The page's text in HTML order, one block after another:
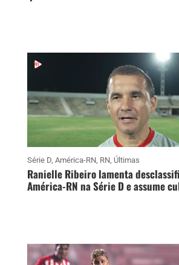
Série D, América-RN, RN, Últimas
Ranielle Ribeiro lamenta
América-RN na Série D e assume